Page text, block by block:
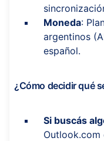
Moneda:
argentinos
español.
¿Cómo decidir qué
Si buscás
Outlook.com